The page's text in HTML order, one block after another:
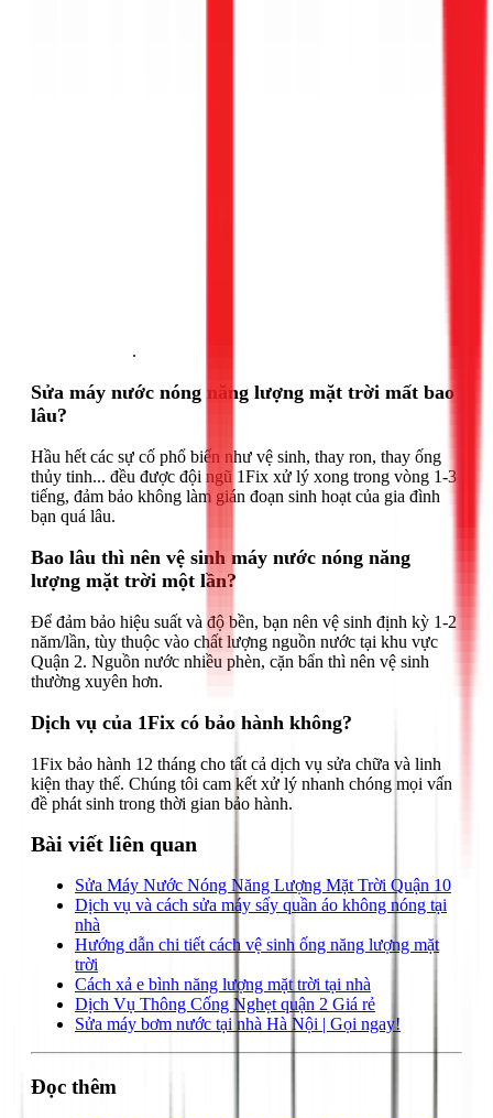
.
Sửa máy nước nóng năng lượng mặt trời mất bao
lâu?
Hầu hết các sự cố phổ biến như vệ sinh, thay ron, thay ống
thủy tinh... đều được đội ngũ 1Fix xử lý xong trong vòng 1-3
tiếng, đảm bảo không làm gián đoạn sinh hoạt của gia đình
bạn quá lâu.
Bao lâu thì nên vệ sinh máy nước nóng năng
lượng mặt trời một lần?
Để đảm bảo hiệu suất và độ bền, bạn nên vệ sinh định kỳ 1-2
năm/lần, tùy thuộc vào chất lượng nguồn nước tại khu vực
Quận 2. Nguồn nước nhiều phèn, cặn bẩn thì nên vệ sinh
thường xuyên hơn.
Dịch vụ của 1Fix có bảo hành không?
1Fix bảo hành 12 tháng cho tất cả dịch vụ sửa chữa và linh
kiện thay thế. Chúng tôi cam kết xử lý nhanh chóng mọi vấn
đề phát sinh trong thời gian bảo hành.
Bài viết liên quan
Sửa Máy Nước Nóng Năng Lượng Mặt Trời Quận 10
Dịch vụ và cách sửa máy sấy quần áo không nóng tại
nhà
Hướng dẫn chi tiết cách vệ sinh ống năng lượng mặt
trời
Cách xả e bình năng lượng mặt trời tại nhà
Dịch Vụ Thông Cống Nghẹt quận 2 Giá rẻ
Sửa máy bơm nước tại nhà Hà Nội | Gọi ngay!
Đọc thêm